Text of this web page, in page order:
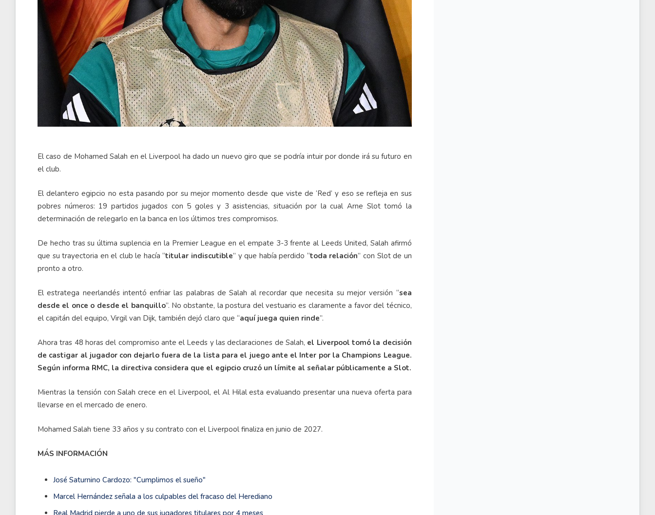
El caso de Mohamed Salah en el Liverpool ha dado un nuevo giro que se podría intuir por donde irá su futuro en
el club.
El delantero egipcio no esta pasando por su mejor momento desde que viste de ‘Red’ y eso se refleja en sus
pobres números: 19 partidos jugados con 5 goles y 3 asistencias, situación por la cual Arne Slot tomó la
determinación de relegarlo en la banca en los últimos tres compromisos.
De hecho tras su última suplencia en la Premier League en el empate 3-3 frente al Leeds United, Salah afirmó
que su trayectoria en el club le hacía “titular indiscutible” y que había perdido “toda relación” con Slot de un
pronto a otro.
El estratega neerlandés intentó enfriar las palabras de Salah al recordar que necesita su mejor versión “sea
desde el once o desde el banquillo”. No obstante, la postura del vestuario es claramente a favor del técnico,
el capitán del equipo, Virgil van Dijk, también dejó claro que “aquí juega quien rinde”.
Ahora tras 48 horas del compromiso ante el Leeds y las declaraciones de Salah, el Liverpool tomó la decisión
de castigar al jugador con dejarlo fuera de la lista para el juego ante el Inter por la Champions League.
Según informa RMC, la directiva considera que el egipcio cruzó un límite al señalar públicamente a Slot.
Mientras la tensión con Salah crece en el Liverpool, el Al Hilal esta evaluando presentar una nueva oferta para
llevarse en el mercado de enero.
Mohamed Salah tiene 33 años y su contrato con el Liverpool finaliza en junio de 2027.
MÁS INFORMACIÓN
José Saturnino Cardozo: "Cumplimos el sueño"
Marcel Hernández señala a los culpables del fracaso del Herediano
Real Madrid pierde a uno de sus jugadores titulares por 4 meses